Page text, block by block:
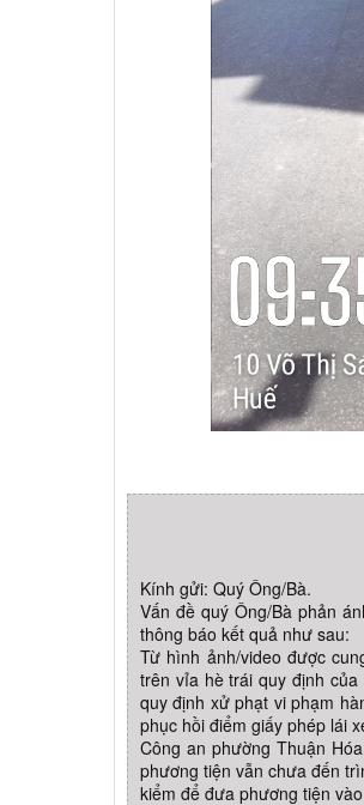
Kính gửi: Quý Ông/Bà.
Vấn đề quý Ông/Bà phản
thông báo kết quả như sau:
Từ hình ảnh/video được
trên vỉa hè trái quy định
quy định xử phạt vi phạm
phục hồi điểm giấy phép lái
Công an phường Thuận
phương tiện vẫn chưa đến
kiểm để đưa phương tiện